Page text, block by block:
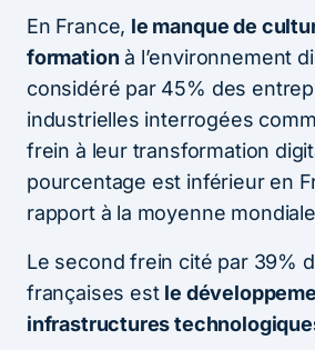
En France, le manque de
formation à l’environnement
considéré par 45% des
industrielles interrogées
frein à leur transformation
pourcentage est inférieur en
rapport à la moyenne
Le second frein cité par 39%
françaises est le
infrastructures